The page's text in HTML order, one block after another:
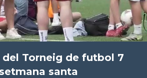
Torneig de futbol 7
santa